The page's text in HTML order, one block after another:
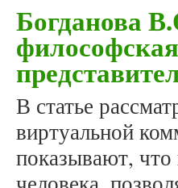
Богданова
В статье
виртуальной
показывают,